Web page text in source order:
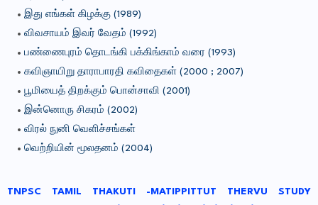
இது எங்கள் கிழக்கு (1989)
விவசாயம் இவர் வேதம் (1992)
பண்ணைபுரம் தொடங்கி பக்கிங்காம் வரை (1993)
கவிஞாயிறு தாராபாரதி கவிதைகள் (2000 ; 2007)
பூமியைத் திறக்கும் பொன்சாவி (2001)
இன்னொரு சிகரம் (2002)
விரல் நுனி வெளிச்சங்கள்
வெற்றியின் மூலதனம் (2004)
TNPSC TAMIL THAKUTI -MATIPPITTUT THERVU STUDY